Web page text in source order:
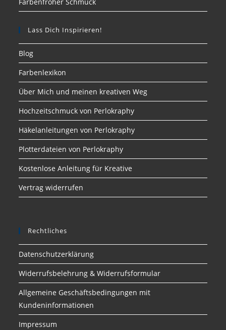
Lass Dich Inspirieren!
Blog
Farbenlexikon
Über Mich und meinen kreativen Weg
Hochzeitschmuck von Perlokraphy
Häkelanleitungen von Perlokraphy
Plotterdateien von Perlokraphy
Kostenlose Anleitung für Kreative
Vertrag widerrufen
Rechtliches
Datenschutzerklärung
Widerrufsbelehrung & Widerrufsformular
Allgemeine Geschäftsbedingungen mit
Kundeninformationen
Impressum